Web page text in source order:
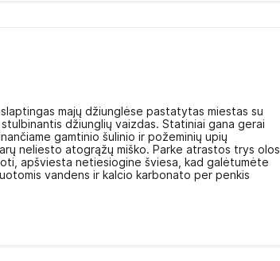
majų džiunglėse pastatytas miestas su
džiunglių vaizdas. Statiniai gana gerai
gamtinio šulinio ir požeminių upių
neliesto atogrąžų miško. Parke atrastos trys olos
apšviesta netiesiogine šviesa, kad galėtumėte
vandens ir kalcio karbonato per penkis